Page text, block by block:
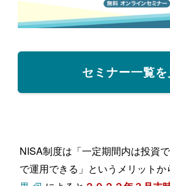
セミナー一覧
NISA制度は「一定期間内は投資
で運用できる」というメリットか